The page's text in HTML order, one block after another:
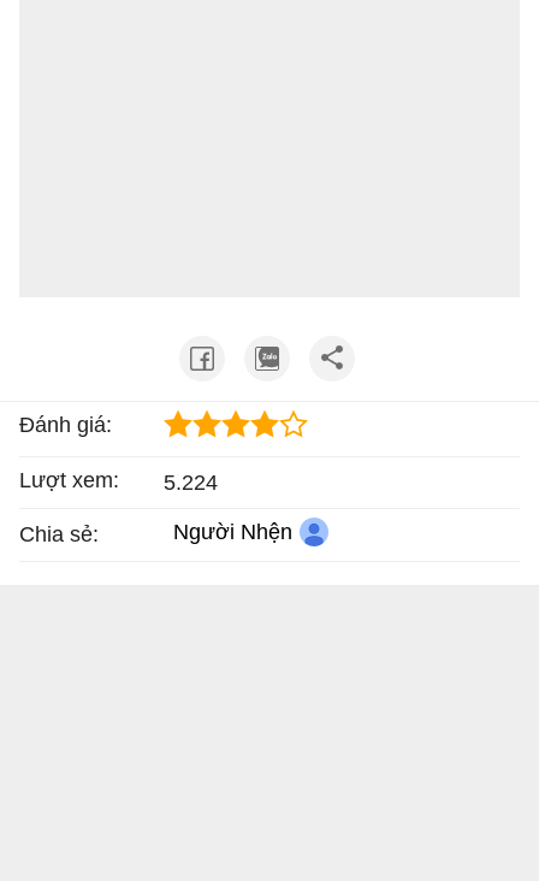
Đánh giá:
Lượt xem: 5.224
Chia sẻ: Người Nhện